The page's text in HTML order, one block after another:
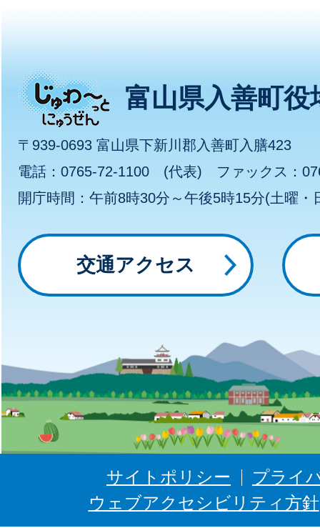
じ
ゅ
わ
～
っ
と
ゅ
う
ぜ
富山県入善町役
〒939-0693 富山県下新川郡入善町入膳423
電話：0765-72-1100 (代表) ファックス：
開庁時間：午前8時30分～午後5時15分(土曜
交通アクセス
サイトポリシー
プライ
ウェブアクセシビリティ方針